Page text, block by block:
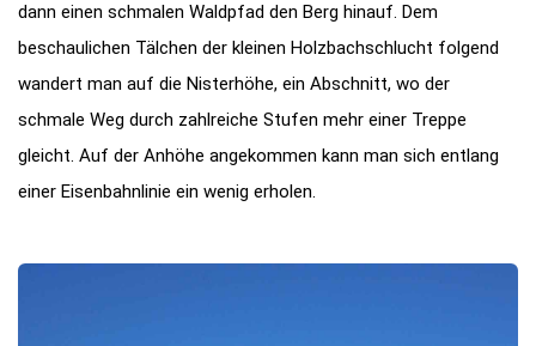
dann einen schmalen Waldpfad den Berg hinauf. Dem
beschaulichen Tälchen der kleinen Holzbachschlucht folgend
wandert man auf die Nisterhöhe, ein Abschnitt, wo der
schmale Weg durch zahlreiche Stufen mehr einer Treppe
gleicht. Auf der Anhöhe angekommen kann man sich entlang
einer Eisenbahnlinie ein wenig erholen.